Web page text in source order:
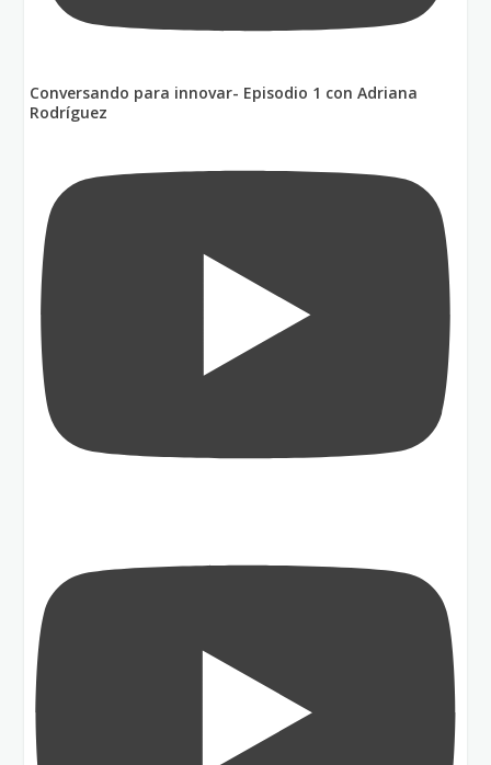
Conversando para innovar- Episodio 1 con Adriana
Rodríguez